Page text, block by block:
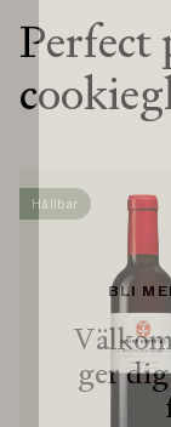
BLI
ger
Hållbar